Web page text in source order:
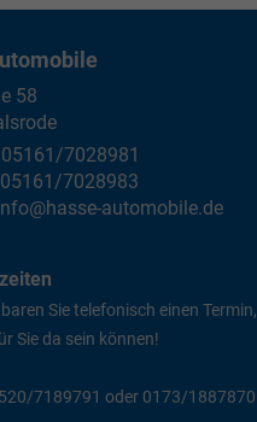
58
05161/7028981
05161/7028983
automobile.de
Sie telefonisch einen Termin,
Sie da sein können!
7189791 oder 0173/1887870